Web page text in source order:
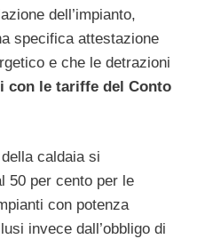
dell’impianto,
specifica attestazione
e che le detrazioni
con le tariffe del Conto
caldaia si
50 per cento per le
con potenza
invece dall’obbligo di